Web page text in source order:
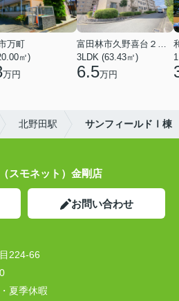
万町
㎡)
万円
富田林市久野喜台２丁目
3LDK (63.43㎡)
6.5万円
北野田駅 サンフィールドⅠ棟
スモネット）金剛店
お問い合わせ
224-66
夏季休暇